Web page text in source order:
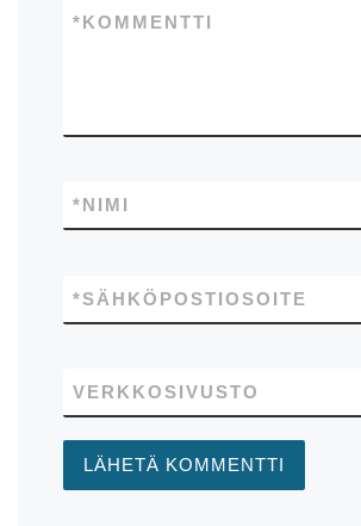
KOMMENTTI
*
NIMI
*
SÄHKÖPOSTIOSOITE
*
VERKKOSIVUSTO